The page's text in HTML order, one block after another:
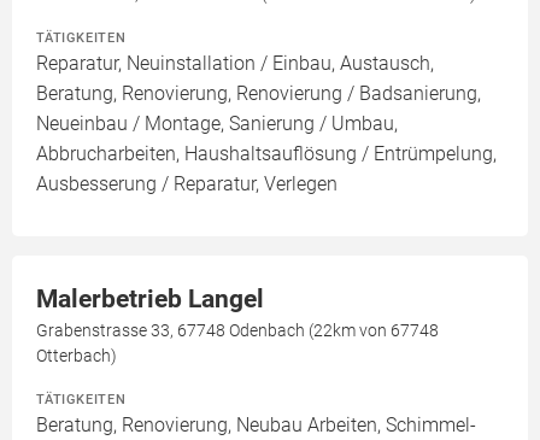
TÄTIGKEITEN
Reparatur, Neuinstallation / Einbau, Austausch,
Beratung, Renovierung, Renovierung / Badsanierung,
Neueinbau / Montage, Sanierung / Umbau,
Abbrucharbeiten, Haushaltsauflösung / Entrümpelung,
Ausbesserung / Reparatur, Verlegen
Malerbetrieb Langel
Grabenstrasse 33, 67748 Odenbach (22km von 67748
Otterbach)
TÄTIGKEITEN
Beratung, Renovierung, Neubau Arbeiten, Schimmel-